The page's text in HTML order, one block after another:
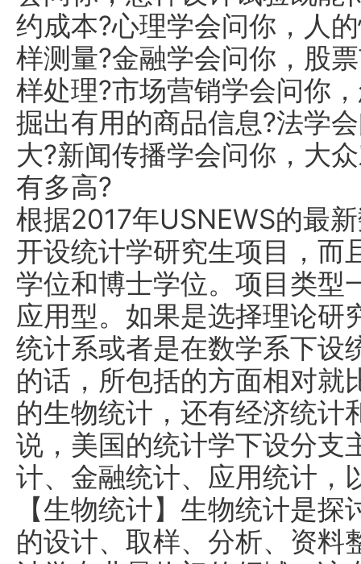
约成本?心理学会问你，人
样测量?金融学会问你，股
样处理?市场营销学会问你
掘出有用的商品信息?法学
大?新闻传播学会问你，大
有多高?
根据2017年USNEWS的最
开设统计学研究生项目，而
学位和博士学位。项目类型
应用型。如果是选择理论研
统计系或者是在数学系下设
的话，所包括的方面相对就
的生物统计，还有经济统计
说，美国的统计学下设分支
计、金融统计、应用统计，
【生物统计】生物统计是
的设计、取样、分析、资料